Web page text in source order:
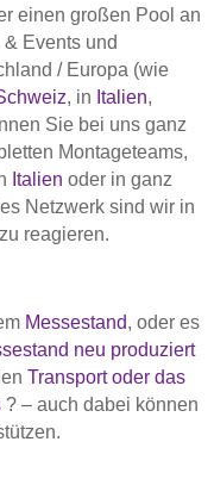
einen großen Pool an
Events und
/ Europa (wie
, in Italien,
Sie bei uns ganz
Montageteams,
Italien oder in ganz
Netzwerk sind wir in
reagieren.
Messestand, oder es
neu produziert
Transport oder das
? – auch dabei können